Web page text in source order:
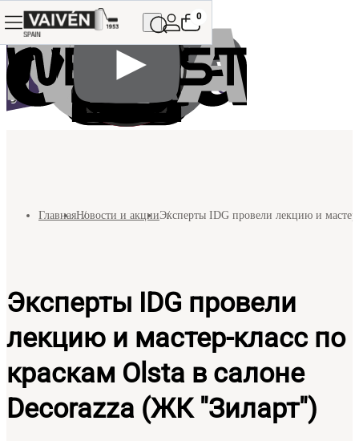
0
ГлавнаяНовости и акцииЭксперты IDG провели лекцию и
Эксперты IDG провели
лекцию и мастер-класс по
краскам Olsta в салоне
Decorazza (ЖК "Зиларт")